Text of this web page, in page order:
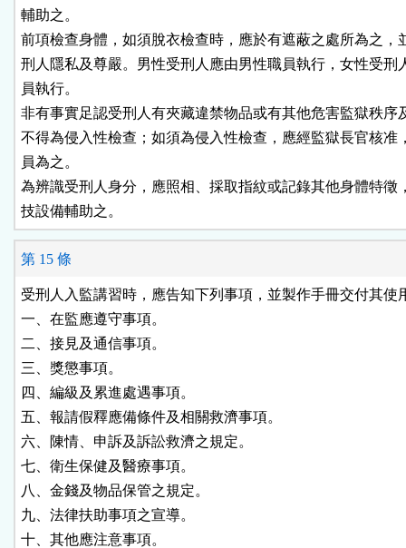
輔助之。
前項檢查身體，如須脫衣檢查時，應於有遮蔽之處所為之，
刑人隱私及尊嚴。男性受刑人應由男性職員執行，女性受刑
員執行。
非有事實足認受刑人有夾藏違禁物品或有其他危害監獄秩序
不得為侵入性檢查；如須為侵入性檢查，應經監獄長官核准
員為之。
為辨識受刑人身分，應照相、採取指紋或記錄其他身體特徵
技設備輔助之。
第 15 條
受刑人入監講習時，應告知下列事項，並製作手冊交付其使
一、在監應遵守事項。
二、接見及通信事項。
三、獎懲事項。
四、編級及累進處遇事項。
五、報請假釋應備條件及相關救濟事項。
六、陳情、申訴及訴訟救濟之規定。
七、衛生保健及醫療事項。
八、金錢及物品保管之規定。
九、法律扶助事項之宣導。
十、其他應注意事項。